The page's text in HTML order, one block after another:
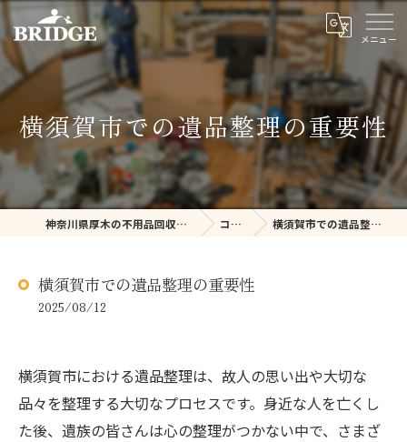
横須賀市での遺品整理の重要性
神奈川県厚木の不用品回収ならBRIDGE コラム 横須賀市での遺品整理の重要性
横須賀市での遺品整理の重要性
2025/08/12
横須賀市における遺品整理は、故人の思い出や大切な
品々を整理する大切なプロセスです。身近な人を亡くし
た後、遺族の皆さんは心の整理がつかない中で、さまざ